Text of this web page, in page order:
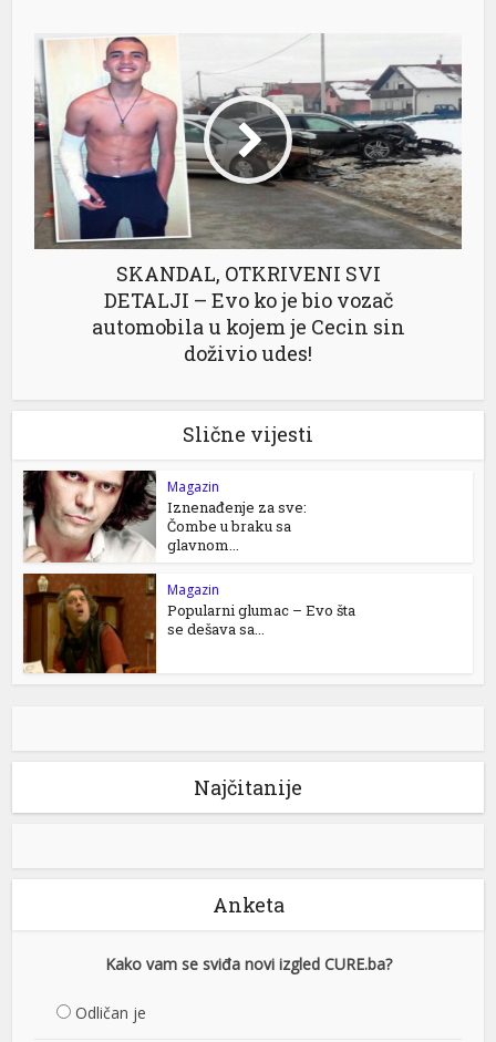
SKANDAL, OTKRIVENI SVI
DETALJI – Evo ko je bio vozač
automobila u kojem je Cecin sin
doživio udes!
Slične vijesti
Magazin
Iznenađenje za sve:
Čombe u braku sa
glavnom...
Magazin
Popularni glumac – Evo šta
se dešava sa...
Najčitanije
Anketa
Kako vam se sviđa novi izgled CURE.ba?
Odličan je